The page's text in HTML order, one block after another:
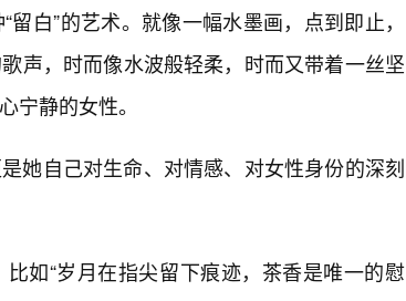
白”的艺术。就像一幅水墨画，点到即止，
声，时而像水波般轻柔，时而又带着一丝坚
宁静的女性。
她自己对生命、对情感、对女性身份的深刻
如“岁月在指尖留下痕迹，茶香是唯一的慰